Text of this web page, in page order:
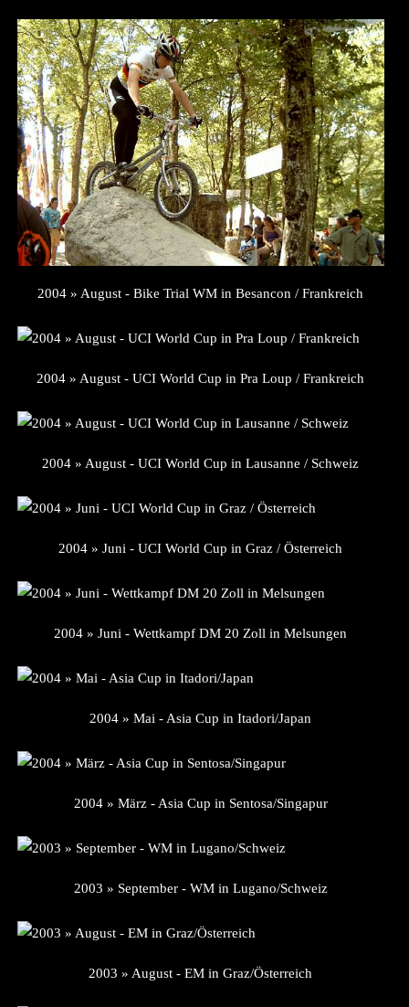
2004 » August - Bike Trial WM in Besancon / Frankreich
2004 » August - UCI World Cup in Pra Loup / Frankreich
2004 » August - UCI World Cup in Lausanne / Schweiz
2004 » Juni - UCI World Cup in Graz / Österreich
2004 » Juni - Wettkampf DM 20 Zoll in Melsungen
2004 » Mai - Asia Cup in Itadori/Japan
2004 » März - Asia Cup in Sentosa/Singapur
2003 » September - WM in Lugano/Schweiz
2003 » August - EM in Graz/Österreich